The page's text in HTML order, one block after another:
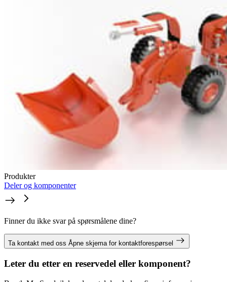
Produkter
Deler og komponenter
Finner du ikke svar på spørsmålene dine?
Ta kontakt med oss Åpne skjema for kontaktforespørsel
Leter du etter en reservedel eller komponent?